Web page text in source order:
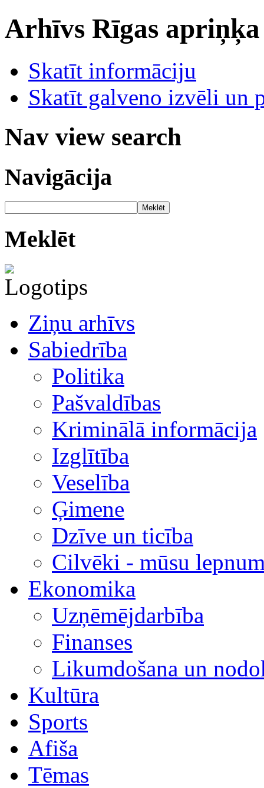
Arhīvs Rīgas
Skatīt informāciju
Skatīt galveno izvēli un
Nav view search
Navigācija
Meklēt
Meklēt
Ziņu arhīvs
Sabiedrība
Politika
Pašvaldības
Kriminālā informācija
Izglītība
Veselība
Ģimene
Dzīve un ticība
Cilvēki - mūsu
Ekonomika
Uzņēmējdarbība
Finanses
Likumdošana un
Kultūra
Sports
Afiša
Tēmas